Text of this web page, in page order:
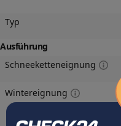
Typ
Ausführung
Schneeketteneignung
Wintereignung